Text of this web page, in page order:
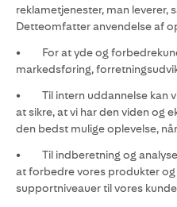
reklametjenester, man leverer,
Detteomfatter anvendelse af
• For at yde og
markedsføring,
• Til intern uddannelse kan
at sikre, at vi har den viden og
den bedst mulige oplevelse,
• Til indberetning og
at forbedre vores produkter
supportniveauer til vores